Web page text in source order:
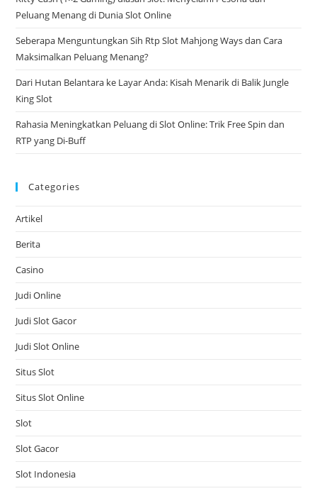
Peluang Menang di Dunia Slot Online
Seberapa Menguntungkan Sih Rtp Slot Mahjong Ways dan Cara
Maksimalkan Peluang Menang?
Dari Hutan Belantara ke Layar Anda: Kisah Menarik di Balik Jungle
King Slot
Rahasia Meningkatkan Peluang di Slot Online: Trik Free Spin dan
RTP yang Di-Buff
Categories
Artikel
Berita
Casino
Judi Online
Judi Slot Gacor
Judi Slot Online
Situs Slot
Situs Slot Online
Slot
Slot Gacor
Slot Indonesia